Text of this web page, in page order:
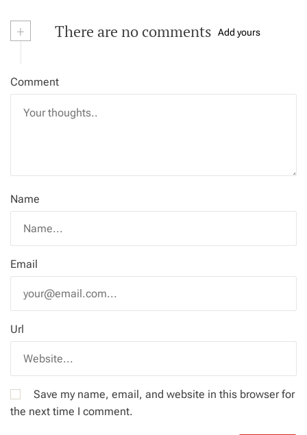
+ There are no comments Add yours
Comment
Name
Email
Url
Save my name, email, and website in this browser for
the next time I comment.